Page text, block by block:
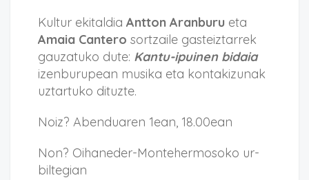
Kultur ekitaldia Antton Aranburu eta
Amaia Cantero sortzaile gasteiztarrek
gauzatuko dute: Kantu-ipuinen bidaia
izenburupean musika eta kontakizunak
uztartuko dituzte.
Noiz? Abenduaren 1ean, 18.00ean
Non? Oihaneder-Montehermosoko ur-
biltegian